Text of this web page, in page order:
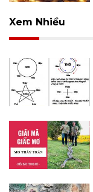
Xem Nhiều